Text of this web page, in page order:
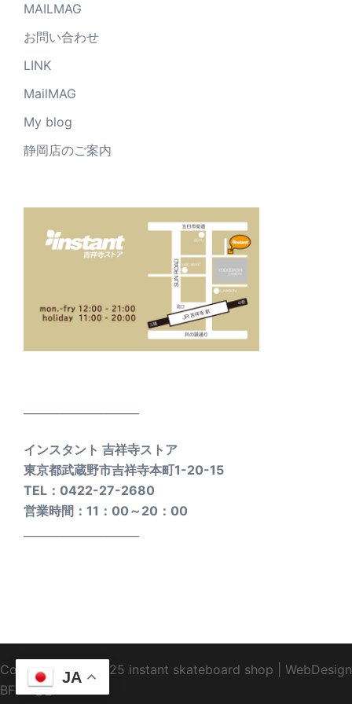
MAILMAG
お問い合わせ
LINK
MailMAG
My blog
静岡店のご案内
インスタント 吉祥寺ストア
東京都武蔵野市吉祥寺本町1-20-15
TEL：0422-27-2680
営業時間：11：00～20：00
Copyright1995-2025 instant skateboard shop
WebDesign
BFTC_ _.
JA